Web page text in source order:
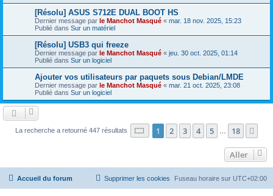
[Résolu] ASUS S712E DUAL BOOT HS
Dernier message par le Manchot Masqué « mar. 18 nov. 2025, 15:23
Publié dans Sur un matériel
[Résolu] USB3 qui freeze
Dernier message par le Manchot Masqué « jeu. 30 oct. 2025, 01:14
Publié dans Sur un logiciel
Ajouter vos utilisateurs par paquets sous Debian/LMDE
Dernier message par le Manchot Masqué « mar. 21 oct. 2025, 23:08
Publié dans Sur un logiciel
La recherche a retourné 447 résultats Page 1sur18
1 2 3 4 5 18
Aller
Accueil du forum Fuseau horaire sur UTC+02:00
Supprimer les cookies